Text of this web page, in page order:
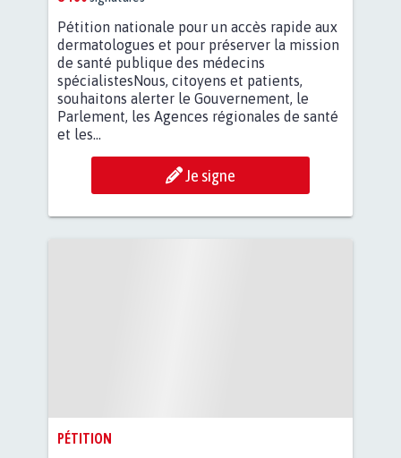
Pétition nationale pour un accès rapide aux
dermatologues et pour préserver la mission
de santé publique des médecins
spécialistesNous, citoyens et patients,
souhaitons alerter le Gouvernement, le
Parlement, les Agences régionales de santé
et les...
Je signe
PÉTITION